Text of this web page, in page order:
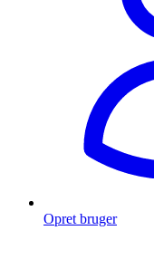
Opret bruger